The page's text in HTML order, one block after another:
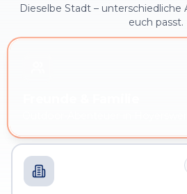
Dieselbe Stadt – unterschiedliche
euch passt.